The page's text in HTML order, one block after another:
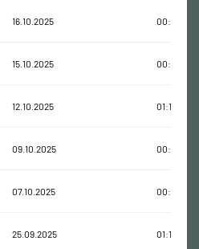
16.10.2025 00:46:40
15.10.2025 00:28:08
12.10.2025 01:14:40
09.10.2025 00:21:50
07.10.2025 00:15:05
25.09.2025 01:11:20